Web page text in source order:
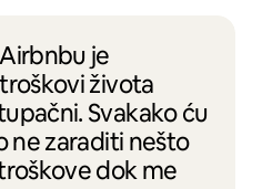
je
života
Svakako ću
ne zaraditi nešto
dok me